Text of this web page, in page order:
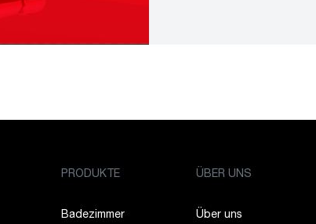
PRODUKTE
Badezimmer
ÜBER UNS
Über uns